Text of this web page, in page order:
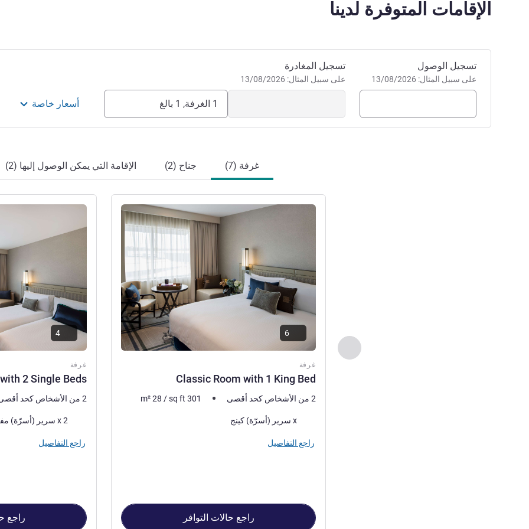
Sydney with rural soul, celebrating a passion for equine culture andالإقامات المتوفرة لدينا
احجز في هذا الفندق
تسجيل الوصول
على سبيل المثال: 13/08/2026
تسجيل المغادرة
على سبيل المثال: 13/08/2026
1 الغرفة, 1 بالغ أسعار خاصة
غرفة (7) جناح (2) الإقامة التي يمكن الوصول إليها (2)
السابق - غرفة
غرفة
Classic Room with 1 King Bed
راجع التفاصيل
2 من الأشخاص كحد أقصى m²28 /sq ft 301
فرش السرير
x سرير (أسرّة) كينج
راجع التفاصيل
راجع حالات التوافر
غرفة
2 Single Beds
راجع التفاصيل
2 من الأشخاص كحد أقصى
فرش السرير
2 x سرير (أسرّة) مفرد
راجع التفاصيل
راجع